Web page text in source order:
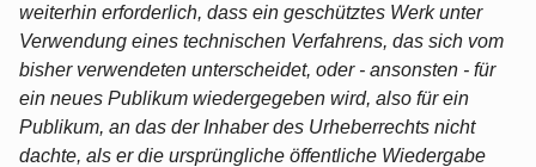
weiterhin erforderlich, dass ein geschütztes Werk unter
Verwendung eines technischen Verfahrens, das sich vom
bisher verwendeten unterscheidet, oder - ansonsten - für
ein neues Publikum wiedergegeben wird, also für ein
Publikum, an das der Inhaber des Urheberrechts nicht
dachte, als er die ursprüngliche öffentliche Wiedergabe